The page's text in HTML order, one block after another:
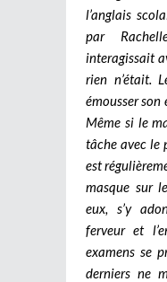
l’anglais
par
interagissait
rien n’était.
émousser son
Même si le
tâche avec le
est
masque sur
eux, s’y
ferveur et
examens se
derniers ne